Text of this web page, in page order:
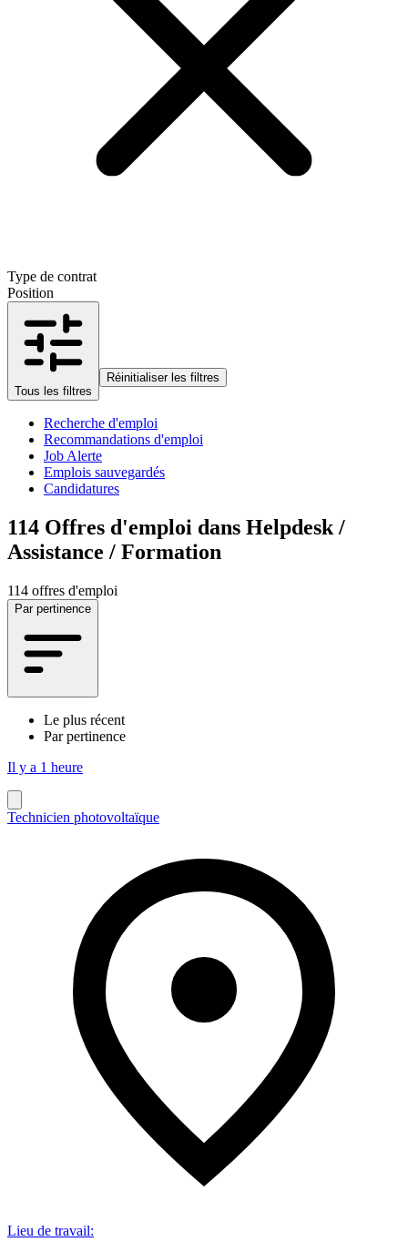
Type de contrat
Position
Tous les filtres
Réinitialiser les filtres
Recherche d'emploi
Recommandations d'emploi
Job Alerte
Emplois sauvegardés
Candidatures
114 Offres d'emploi dans Helpdesk /
Assistance / Formation
114 offres d'emploi
Par pertinence
Le plus récent
Par pertinence
Il y a 1 heure
Technicien photovoltaïque
Lieu de travail: